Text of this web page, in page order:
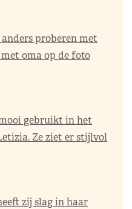
proberen met
oma op de foto
gebruikt in het
Ze ziet er stijlvol
zij slag in haar